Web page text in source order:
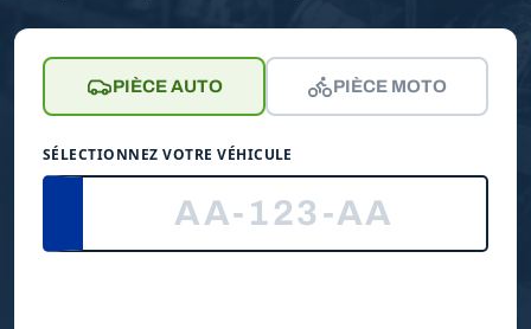
PIÈCE AUTO PIÈCE MOTO
SÉLECTIONNEZ VOTRE VÉHICULE